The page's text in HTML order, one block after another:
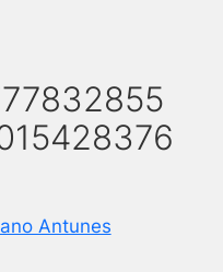
Antunes